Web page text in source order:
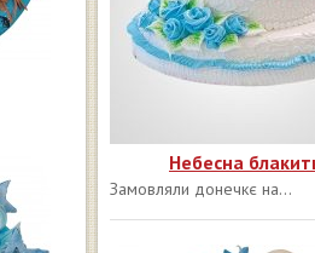
Небесна
Замовляли донечкє на...